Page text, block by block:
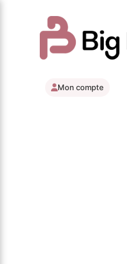
Mon compte